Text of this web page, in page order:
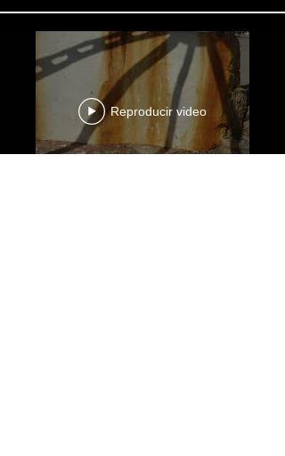
Reproducir video